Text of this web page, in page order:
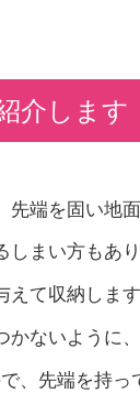
介します
端を固い地
まい方もあり
て収納します
ないように
、先端を持っ